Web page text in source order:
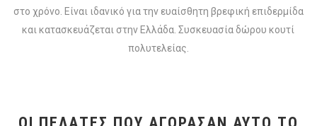
στο χρόνο. Είναι ιδανικό για την ευαίσθητη βρεφική επιδερμίδα
και κατασκευάζεται στην Ελλάδα. Συσκευασία δώρου κουτί
πολυτελείας.